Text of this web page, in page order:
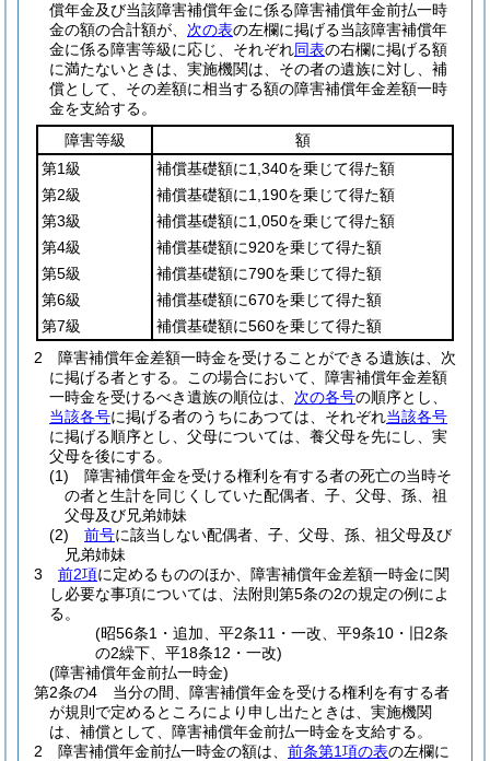
償年金及び当該障害補償年金に係る障害補償年金前払一時
金の額の合計額が、 次の表の左欄に掲げる当該障害補償年
金に係る障害等級に応じ、それぞれ同表の右欄に掲げる額
に満たないときは、実施機関は、その者の遺族に対し、補
償として、その差額に相当する額の障害補償年金差額一時
金を支給する。
障害等級
額
第1級
補償基礎額に1,340を乗じて得た額
第2級
補償基礎額に1,190を乗じて得た額
第3級
補償基礎額に1,050を乗じて得た額
第4級
補償基礎額に920を乗じて得た額
第5級
補償基礎額に790を乗じて得た額
第6級
補償基礎額に670を乗じて得た額
第7級
補償基礎額に560を乗じて得た額
2
障害補償年金差額一時金を受けることができる遺族は、次
に掲げる者とする。
この場合において、障害補償年金差額
一時金を受けるべき遺族の順位は、 次の各号の順序とし、
当該各号に掲げる者のうちにあつては、それぞれ当該各号
に掲げる順序とし、父母については、養父母を先にし、実
父母を後にする。
(1)
障害補償年金を受ける権利を有する者の死亡の当時そ
の者と生計を同じくしていた配偶者、子、父母、孫、祖
父母及び兄弟姉妹
(2)
前号に該当しない配偶者、子、父母、孫、祖父母及び
兄弟姉妹
3
前2項に定めるもののほか、障害補償年金差額一時金に関
し必要な事項については、法附則第5条の2の規定の例によ
る。
(昭56条1・追加、平2条11・一改、平9条10・旧2条
の2繰下、平18条12・一改)
(障害補償年金前払一時金)
第2条の4
当分の間、障害補償年金を受ける権利を有する者
が規則で定めるところにより申し出たときは、実施機関
は、補償として、障害補償年金前払一時金を支給する。
2
障害補償年金前払一時金の額は、 前条第1項の表の左欄に